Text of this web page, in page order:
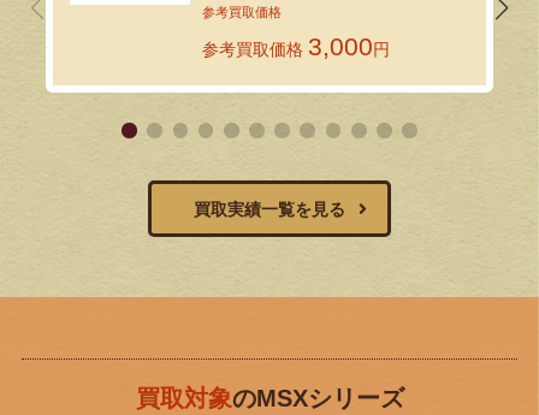
をお買い取りいたしました｜環七
ホビーの持込買取なか
参考買取価格 3,000円
買取実績一覧を見る
買取対象のMSXシリーズ